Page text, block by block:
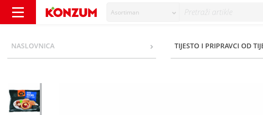
Asortiman
NASLOVNICA TIJESTO I PRIPRAVCI OD